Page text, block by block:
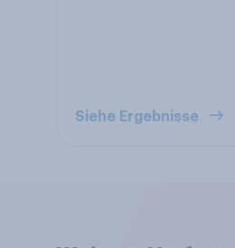
Siehe Ergebnisse